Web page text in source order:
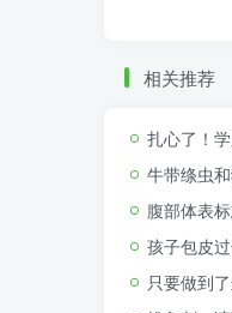
相关推荐
扎心了！
牛带绦虫
腹部体表
孩子包皮
只要做到